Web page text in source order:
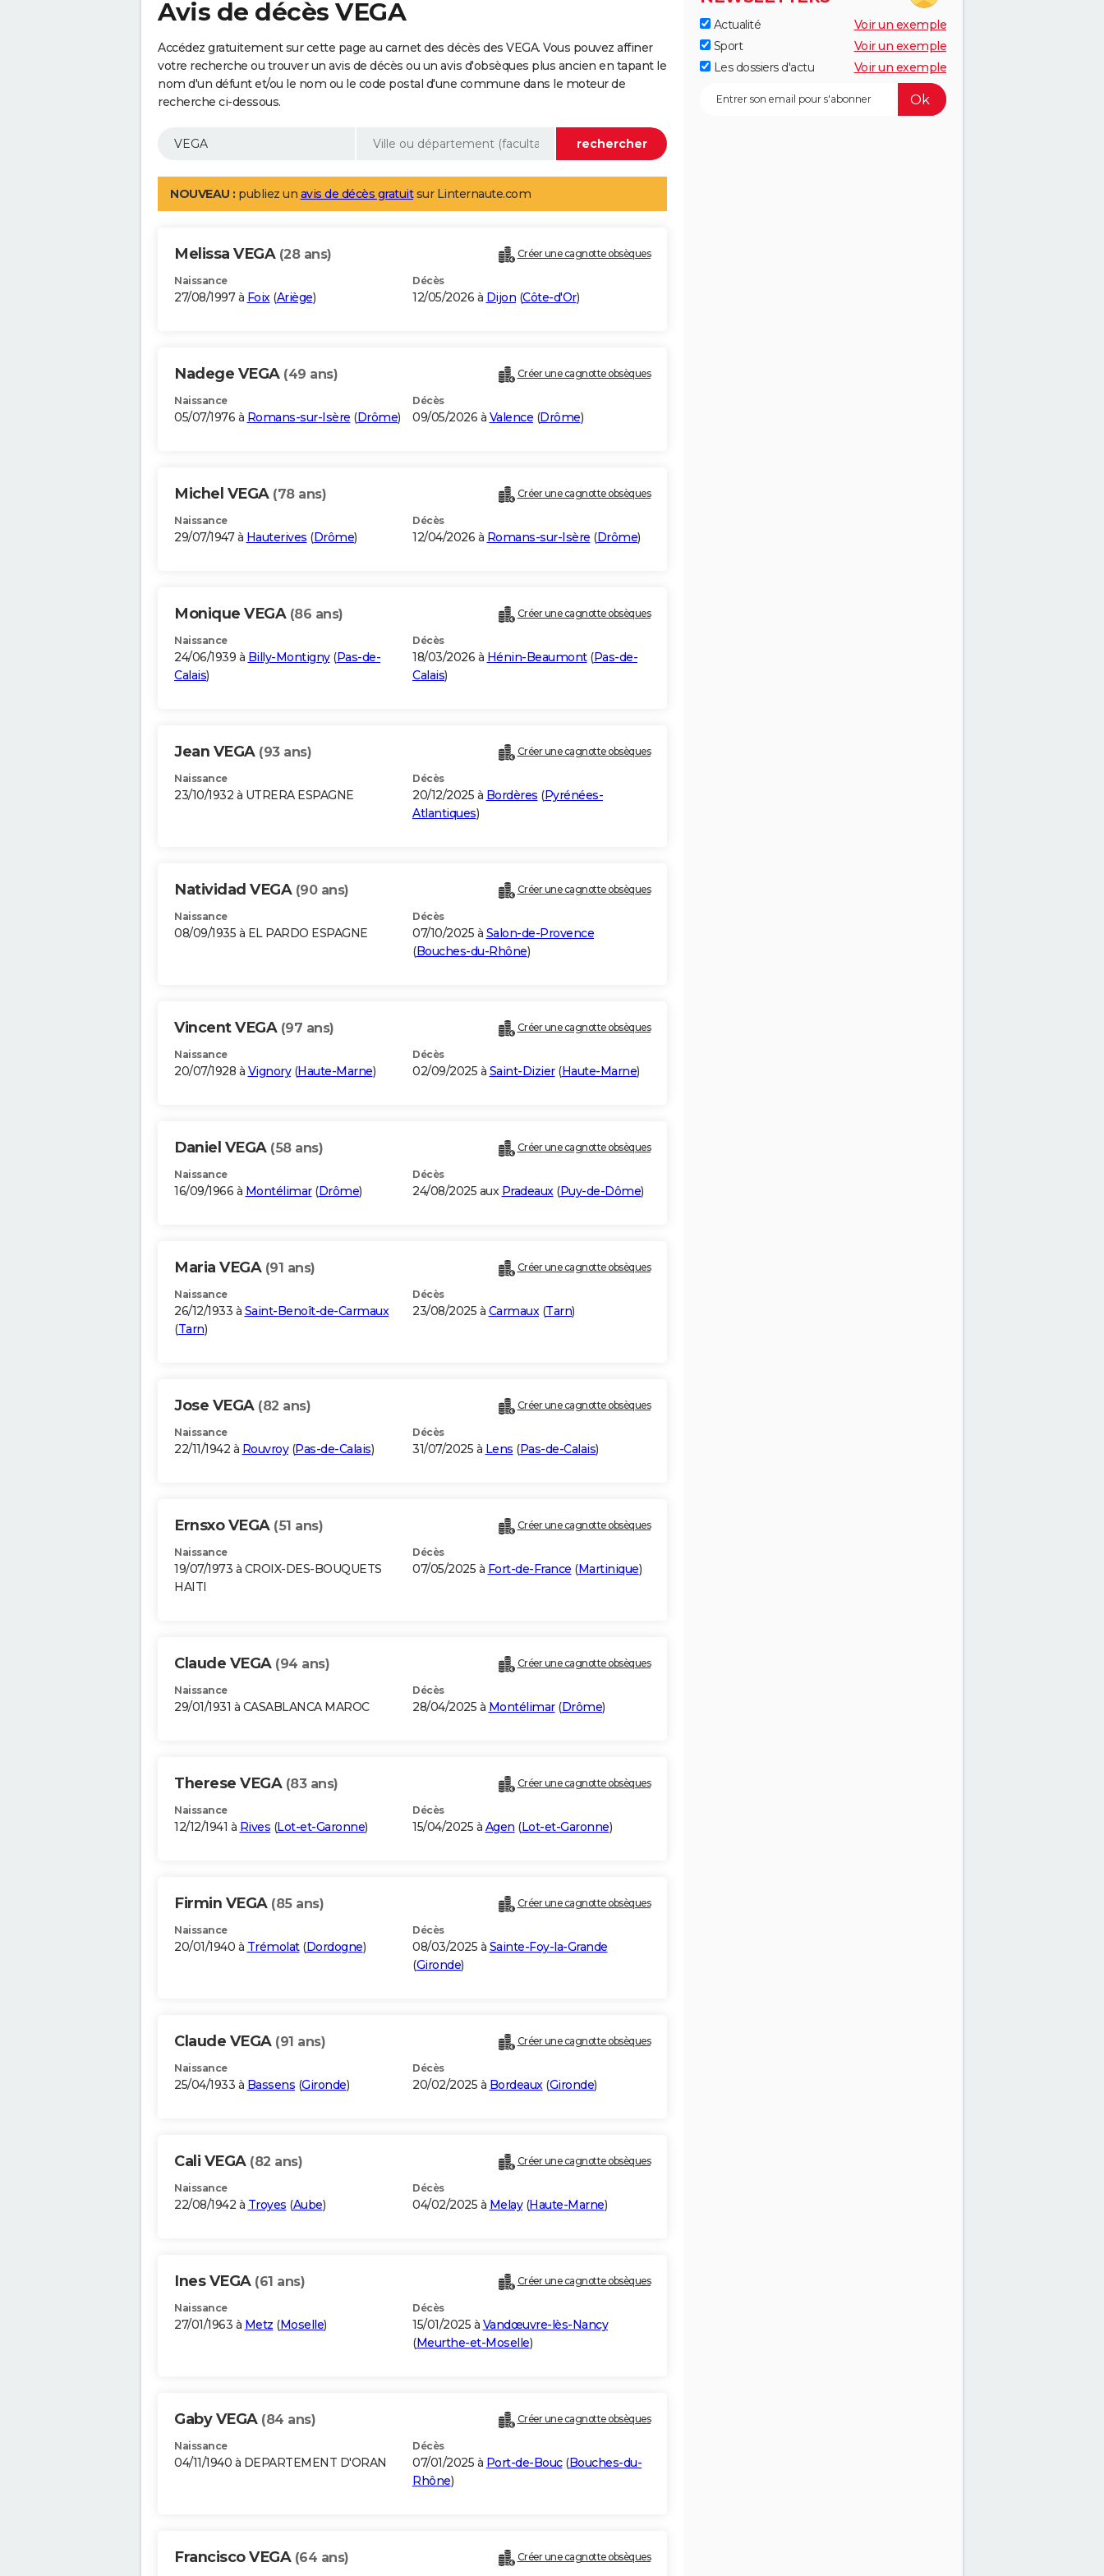
Avis de décès VEGA
Accédez gratuitement sur cette page au carnet des décès des VEGA. Vous pouvez affiner
votre recherche ou trouver un avis de décès ou un avis d'obsèques plus ancien en tapant le
nom d'un défunt et/ou le nom ou le code postal d'une commune dans le moteur de
recherche ci-dessous.
NOUVEAU : publiez un avis de décès gratuitsur Linternaute.com
Melissa VEGA (28 ans) Créer une cagnotte obsèques
Naissance
27/08/1997 à Foix(Ariège)
Décès
12/05/2026 à Dijon (Côte-d'Or)
Nadege VEGA (49 ans) Créer une cagnotte obsèques
Naissance
05/07/1976 à Romans-sur-Isère (Drôme)
Décès
09/05/2026 à Valence (Drôme)
Michel VEGA (78 ans) Créer une cagnotte obsèques
Naissance
29/07/1947 à Hauterives (Drôme)
Décès
12/04/2026 à Romans-sur-Isère (Drôme)
Monique VEGA (86 ans) Créer une cagnotte obsèques
Naissance
24/06/1939 à Billy-Montigny(Pas-de-
Calais)
Décès
18/03/2026 à Hénin-Beaumont(Pas-de-
Calais)
Jean VEGA (93 ans) Créer une cagnotte obsèques
Naissance
23/10/1932 à UTRERA ESPAGNE
Décès
20/12/2025 à Bordères (Pyrénées-
Atlantiques)
Natividad VEGA (90 ans) Créer une cagnotte obsèques
Naissance
08/09/1935 à EL PARDO ESPAGNE
Décès
07/10/2025 à Salon-de-Provence
(Bouches-du-Rhône)
Vincent VEGA (97 ans) Créer une cagnotte obsèques
Naissance
20/07/1928 à Vignory(Haute-Marne)
Décès
02/09/2025 à Saint-Dizier(Haute-Marne)
Daniel VEGA (58 ans) Créer une cagnotte obsèques
Naissance
16/09/1966 à Montélimar(Drôme)
Décès
24/08/2025 aux Pradeaux(Puy-de-Dôme)
Maria VEGA (91 ans) Créer une cagnotte obsèques
Naissance
26/12/1933 à Saint-Benoît-de-Carmaux
(Tarn)
Décès
23/08/2025 à Carmaux(Tarn)
Jose VEGA (82 ans) Créer une cagnotte obsèques
Naissance
22/11/1942 à Rouvroy(Pas-de-Calais)
Décès
31/07/2025 à Lens (Pas-de-Calais)
Ernsxo VEGA (51 ans) Créer une cagnotte obsèques
Naissance
19/07/1973 à CROIX-DES-BOUQUETS
HAITI
Décès
07/05/2025 à Fort-de-France (Martinique)
Claude VEGA (94 ans) Créer une cagnotte obsèques
Naissance
29/01/1931 à CASABLANCA MAROC
Décès
28/04/2025 à Montélimar(Drôme)
Therese VEGA (83 ans) Créer une cagnotte obsèques
Naissance
12/12/1941 à Rives (Lot-et-Garonne)
Décès
15/04/2025 à Agen (Lot-et-Garonne)
Firmin VEGA (85 ans) Créer une cagnotte obsèques
Naissance
20/01/1940 à Trémolat(Dordogne)
Décès
08/03/2025 à Sainte-Foy-la-Grande
(Gironde)
Claude VEGA (91 ans) Créer une cagnotte obsèques
Naissance
25/04/1933 à Bassens (Gironde)
Décès
20/02/2025 à Bordeaux(Gironde)
Cali VEGA (82 ans) Créer une cagnotte obsèques
Naissance
22/08/1942 à Troyes (Aube)
Décès
04/02/2025 à Melay(Haute-Marne)
Ines VEGA (61 ans) Créer une cagnotte obsèques
Naissance
27/01/1963 à Metz (Moselle)
Décès
15/01/2025 à Vandœuvre-lès-Nancy
(Meurthe-et-Moselle)
Gaby VEGA (84 ans) Créer une cagnotte obsèques
Naissance
04/11/1940 à DEPARTEMENT D'ORAN
Décès
07/01/2025 à Port-de-Bouc(Bouches-du-
Rhône)
Francisco VEGA (64 ans) Créer une cagnotte obsèques
Actualité
Voir un exemple
Sport
Voir un exemple
Les dossiers d'actu
Voir un exemple